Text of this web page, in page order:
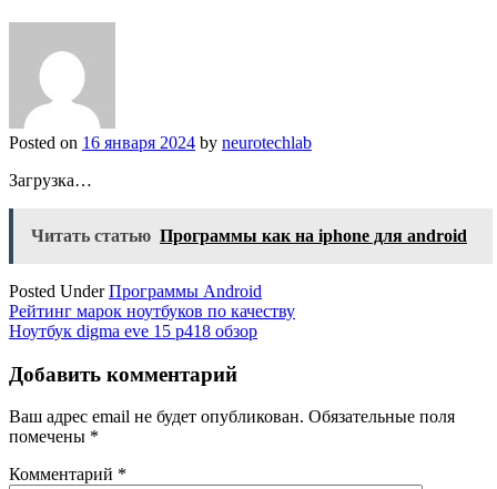
Posted on 16 января 2024 by neurotechlab
Загрузка…
Читать статью Программы как на iphone для android
Posted UnderПрограммы Android
Навигация
по
записям
Рейтинг марок ноутбуков по качеству
Ноутбук digma eve 15 p418 обзор
Добавить комментарий
Ваш адрес email не будет опубликован. Обязательные поля
помечены *
Комментарий *